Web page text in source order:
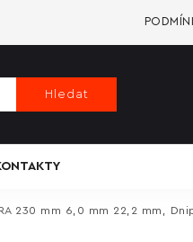
Hledat
230 mm 6,0 mm 22,2 mm,